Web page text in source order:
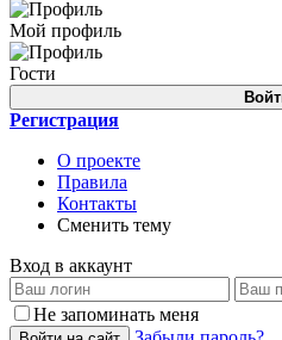
Мой профиль
Гости
Регистрация
О проекте
Правила
Контакты
Сменить тему
Вход в аккаунт
Не запоминать меня